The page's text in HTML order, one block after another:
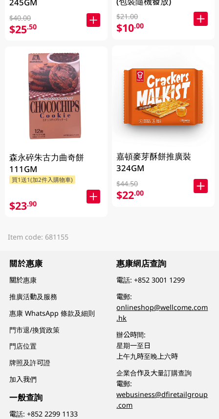
$40.00
$25.50
森永碎朱古力曲奇餅
111GM
買1送1(加2件入購物車)
$23.90
$21.00
$10.00
嘉頓麥芽酥餅推廣裝
324GM
$44.50
$22.00
Item code: 681155
關於惠康
關於惠康
推廣活動及服務
惠康 WhatsApp 條款及細則
門市退/換貨政策
門店位置
牌照及許可證
加入我們
一般查詢
電話:+852 2299 1133
惠康網店查詢
電話:+852 3001 1299
電郵:
onlineshop@wellcome.com
.hk
辦公時間:
星期一至日
上午九時至晚上六時
企業合作及大量訂購查詢
電郵:
webusiness@dfiretailgroup
.com